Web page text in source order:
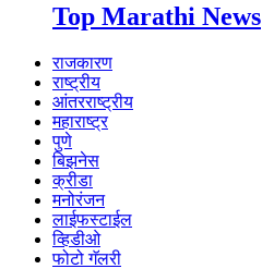
Top Marathi News
राजकारण
राष्ट्रीय
आंतरराष्ट्रीय
महाराष्ट्र
पुणे
बिझनेस
क्रीडा
मनोरंजन
लाईफस्टाईल
व्हिडीओ
फोटो गॅलरी